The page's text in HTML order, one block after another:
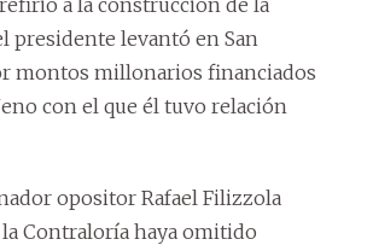
presidente levantó en San
montos millonarios financiados
con el que él tuvo relación
opositor Rafael Filizzola
Contraloría haya omitido